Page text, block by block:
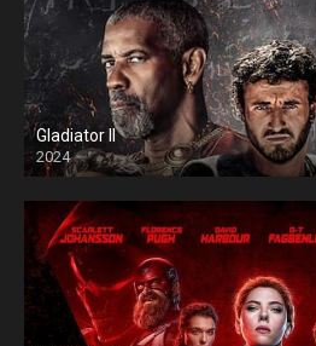
Gladiator II
2024